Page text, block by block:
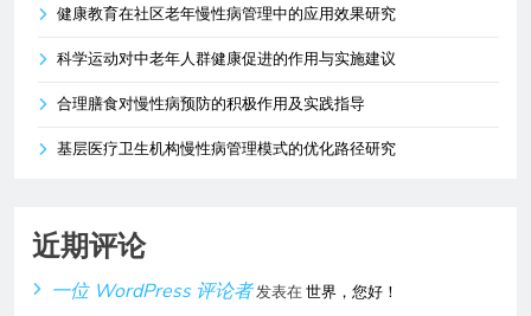
健康教育在社区老年慢性病管理中的应用效果研究
科学运动对中老年人群健康促进的作用与实施建议
合理膳食对慢性病预防的积极作用及实践指导
基层医疗卫生机构慢性病管理模式的优化路径研究
近期评论
一位 WordPress 评论者发表在世界，您好！